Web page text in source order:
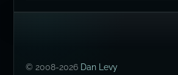
© 2008-2026 Dan Levy